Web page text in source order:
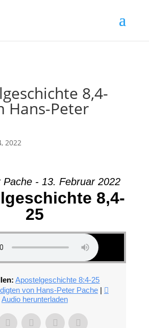
8,4-
Hans-Peter
2022
Pache - 13. Februar 2022
8,4-
25
Apostelgeschichte 8:4-25
von Hans-Peter Pache|
Audio herunterladen